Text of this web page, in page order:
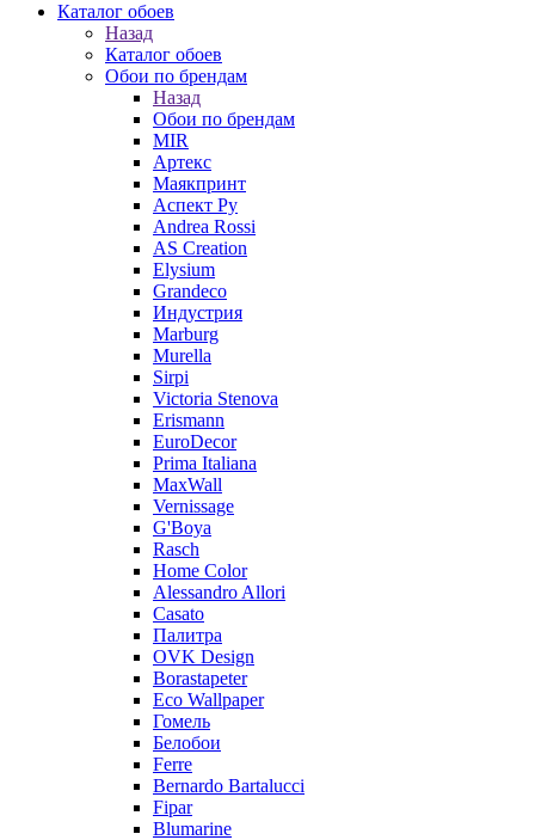
Каталог обоев
Назад
Каталог обоев
Обои по брендам
Назад
Обои по брендам
MIR
Артекс
Маякпринт
Аспект Ру
Andrea Rossi
AS Creation
Elysium
Grandeco
Индустрия
Marburg
Murella
Sirpi
Victoria Stenova
Erismann
EuroDecor
Prima Italiana
MaxWall
Vernissage
G'Boya
Rasch
Home Color
Alessandro Allori
Casato
Палитра
OVK Design
Borastapeter
Eco Wallpaper
Гомель
Белобои
Ferre
Bernardo Bartalucci
Fipar
Blumarine